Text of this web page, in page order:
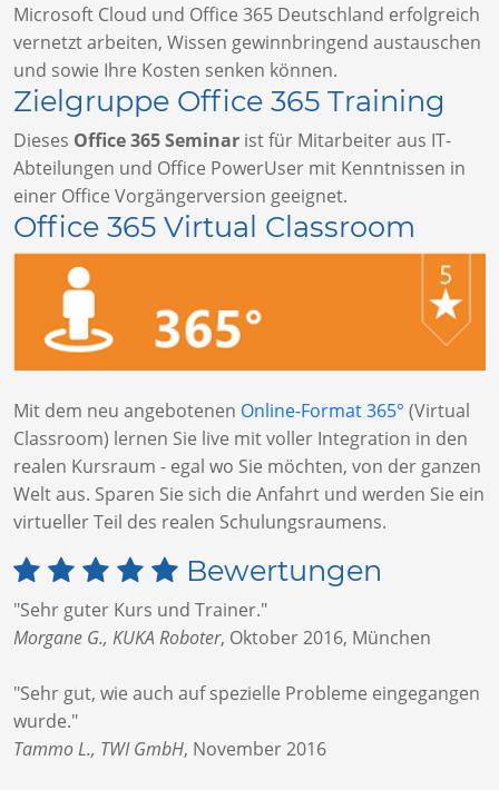
Microsoft Cloud und Office 365 Deutschland erfolgreich
vernetzt arbeiten, Wissen gewinnbringend austauschen
und sowie Ihre Kosten senken können.
Zielgruppe Office 365 Training
Dieses Office 365 Seminar ist für Mitarbeiter aus IT-
Abteilungen und Office PowerUser mit Kenntnissen in
einer Office Vorgängerversion geeignet.
Office 365 Virtual Classroom
Mit dem neu angebotenen Online-Format 365° (Virtual
Classroom) lernen Sie live mit voller Integration in den
realen Kursraum - egal wo Sie möchten, von der ganzen
Welt aus. Sparen Sie sich die Anfahrt und werden Sie ein
virtueller Teil des realen Schulungsraumens.
Bewertungen
"Sehr guter Kurs und Trainer."
Morgane G., KUKA Roboter, Oktober 2016, München
"Sehr gut, wie auch auf spezielle Probleme eingegangen
wurde."
Tammo L., TWI GmbH, November 2016